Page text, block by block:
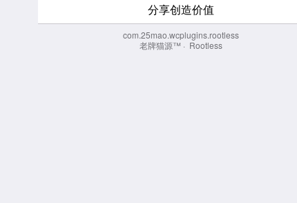
分享创造价值
com.25mao.wcplugins.rootless
老牌猫源™ · Rootless